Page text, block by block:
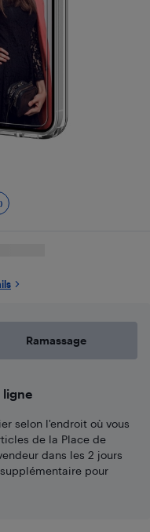
Ramassage
ligne
selon l'endroit où vous
de la Place de
dans les 2 jours
pour